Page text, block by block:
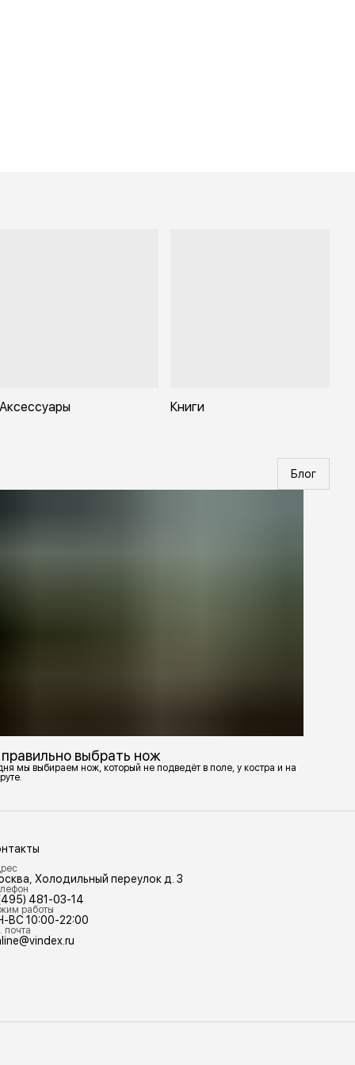
Аксессуары Книги
Блог
выбрать нож
мы выбираем нож, который не подведёт в поле, у костра и на
Холодильный переулок д. 3
481-03-14
работы
ВС 10:00-22:00
почта